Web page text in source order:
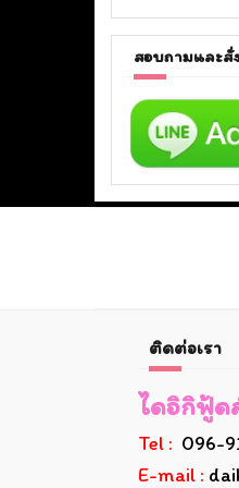
สอบถามและสั่
ติดต่อเรา
ไดอิกิฟู้ด
Tel : 096-
E-mail :